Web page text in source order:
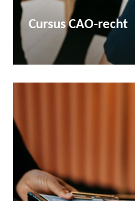
Cursus CAO-recht